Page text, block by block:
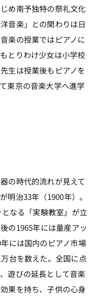
め南予独特の祭礼文化
音楽」との関わりは日
楽の授業ではピアノに
とりわけ少女は小学校
生は授業後もピアノを
東京の音楽大学へ進学
の時代的流れが見えて
明治33年（1900年）。
なる「実験教室」が立
の1965年には量産アッ
には国内のピアノ市場
台を数えた。全国に点
遊びの延長として音楽
果を持ち、子供の心身